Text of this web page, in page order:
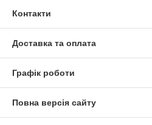
Контакти
Доставка та оплата
Графік роботи
Повна версія сайту